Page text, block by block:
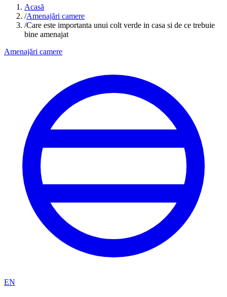
Acasă
/Amenajări camere
/Care este importanta unui colt verde in casa si de ce trebuie
bine amenajat
Amenajări camere
EN